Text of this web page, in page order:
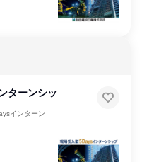
ターンシッ
インターン